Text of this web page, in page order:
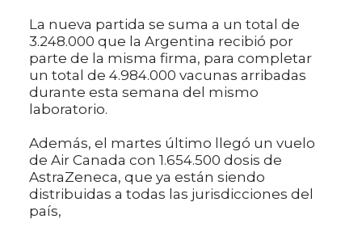
La nueva partida se suma a un total de
3.248.000 que la Argentina recibió por
parte de la misma firma, para completar
un total de 4.984.000 vacunas arribadas
durante esta semana del mismo
laboratorio.
Además, el martes último llegó un vuelo
de Air Canada con 1.654.500 dosis de
AstraZeneca, que ya están siendo
distribuidas a todas las jurisdicciones del
país,